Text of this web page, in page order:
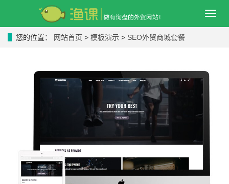
导
您的位置： 网站首页 > 模板演示 > SEO外贸商城套餐